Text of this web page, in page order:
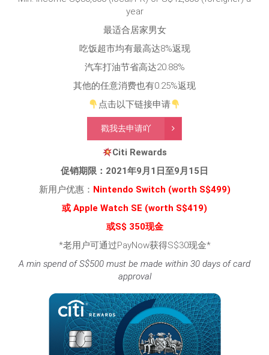
year
最适合居家男女
吃饭超市均有最高达8%返现
汽车打油节省高达20.88%
其他的任意消费也有0.25%返现
点击以下链接申请
戳我去申请吖
Citi Rewards
促销期限：2021年9月1日至9月15日
新用户优惠： Nintendo Switch (worth S$499)
或 Apple Watch SE (worth S$419)
或S$ 350现金
*老用户可通过PayNow获得S$30现金*
A min spend of S$500 must be made within 30 days of card
approval